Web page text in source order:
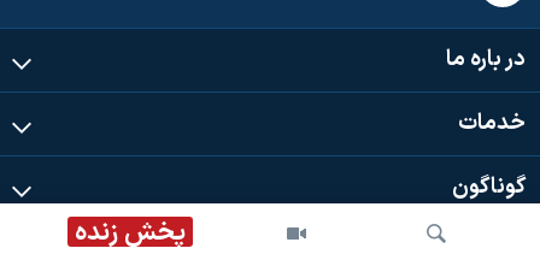
پخش زنده
در باره ما
خدمات
گوناگون